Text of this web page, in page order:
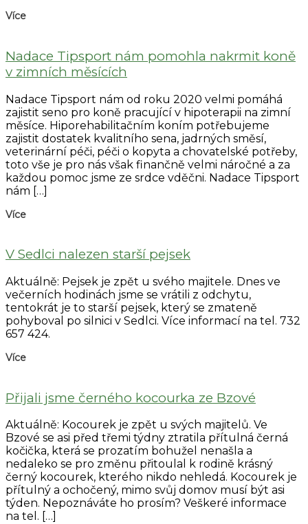
Více
Nadace Tipsport nám pomohla nakrmit koně
v zimních měsících
Nadace Tipsport nám od roku 2020 velmi pomáhá
zajistit seno pro koně pracující v hipoterapii na zimní
měsíce. Hiporehabilitačním koním potřebujeme
zajistit dostatek kvalitního sena, jadrných směsí,
veterinární péči, péči o kopyta a chovatelské potřeby,
toto vše je pro nás však finančně velmi náročné a za
každou pomoc jsme ze srdce vděčni. Nadace Tipsport
nám […]
Více
V Sedlci nalezen starší pejsek
Aktuálně: Pejsek je zpět u svého majitele. Dnes ve
večerních hodinách jsme se vrátili z odchytu,
tentokrát je to starší pejsek, který se zmateně
pohyboval po silnici v Sedlci. Více informací na tel. 732
657 424.
Více
Přijali jsme černého kocourka ze Bzové
Aktuálně: Kocourek je zpět u svých majitelů. Ve
Bzové se asi před třemi týdny ztratila přítulná černá
kočička, která se prozatím bohužel nenašla a
nedaleko se pro změnu přitoulal k rodině krásný
černý kocourek, kterého nikdo nehledá. Kocourek je
přítulný a ochočený, mimo svůj domov musí být asi
týden. Nepoznáváte ho prosím? Veškeré informace
na tel. […]